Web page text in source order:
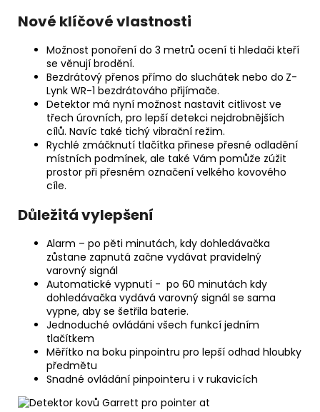
Nové klíčové vlastnosti
Možnost ponoření do 3 metrů ocení ti hledači kteří
se věnují brodění.
Bezdrátový přenos přímo do sluchátek nebo do Z-
Lynk WR-1 bezdrátováho přijímače.
Detektor má nyní možnost nastavit citlivost ve
třech úrovních, pro lepší detekci nejdrobnějších
cílů. Navíc také tichý vibrační režim.
Rychlé zmáčknutí tlačítka přinese přesné odladění
místních podmínek, ale také Vám pomůže zúžit
prostor při přesném označení velkého kovového
cíle.
Důležitá vylepšení
Alarm – po pěti minutách, kdy dohledávačka
zůstane zapnutá začne vydávat pravidelný
varovný signál
Automatické vypnutí - po 60 minutách kdy
dohledávačka vydává varovný signál se sama
vypne, aby se šetřila baterie.
Jednoduché ovládáni všech funkcí jedním
tlačítkem
Měřítko na boku pinpointru pro lepší odhad hloubky
předmětu
Snadné ovládání pinpointeru i v rukavicích